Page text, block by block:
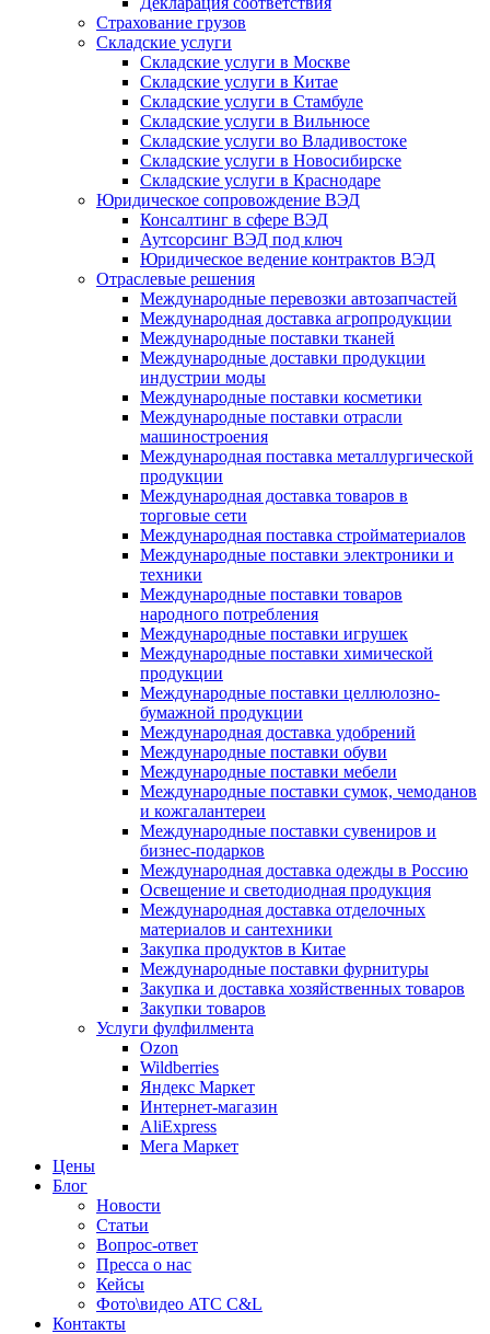
Страхование грузов
Складские услуги
Складские услуги в Москве
Складские услуги в Китае
Складские услуги в Стамбуле
Складские услуги в Вильнюсе
Складские услуги во Владивостоке
Складские услуги в Новосибирске
Складские услуги в Краснодаре
Юридическое сопровождение ВЭД
Консалтинг в сфере ВЭД
Аутсорсинг ВЭД под ключ
Юридическое ведение контрактов ВЭД
Отраслевые решения
Международные перевозки автозапчастей
Международная доставка агропродукции
Международные поставки тканей
Международные доставки продукции
индустрии моды
Международные поставки косметики
Международные поставки отрасли
машиностроения
Международная поставка металлургической
продукции
Международная доставка товаров в
торговые сети
Международная поставка стройматериалов
Международные поставки электроники и
техники
Международные поставки товаров
народного потребления
Международные поставки игрушек
Международные поставки химической
продукции
Международные поставки целлюлозно-
бумажной продукции
Международная доставка удобрений
Международные поставки обуви
Международные поставки мебели
Международные поставки сумок, чемоданов
и кожгалантереи
Международные поставки сувениров и
бизнес-подарков
Международная доставка одежды в Россию
Освещение и светодиодная продукция
Международная доставка отделочных
материалов и сантехники
Закупка продуктов в Китае
Международные поставки фурнитуры
Закупка и доставка хозяйственных товаров
Закупки товаров
Услуги фулфилмента
Ozon
Wildberries
Яндекс Маркет
Интернет-магазин
AliExpress
Мега Маркет
Цены
Блог
Новости
Статьи
Вопрос-ответ
Пресса о нас
Кейсы
Фото\видео ATC C&L
Контакты